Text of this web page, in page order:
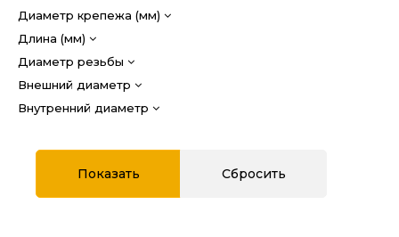
Диаметр крепежа (мм)
Длина (мм)
Диаметр резьбы
Внешний диаметр
Внутренний диаметр